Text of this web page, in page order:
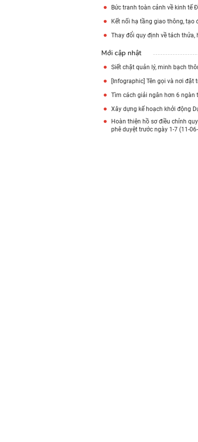
Bức tranh toàn cảnh về kinh tế
Kết nối hạ tầng giao thông,
Thay đổi quy định về tách
Mới cập nhật
Siết chặt quản lý, minh bạch
[Infographic] Tên gọi và nơi
Tìm cách giải ngân hơn 6 ngàn
Xây dựng kế hoạch khởi động
Hoàn thiện hồ sơ điều chỉnh
phê duyệt trước ngày 1-7 (11-